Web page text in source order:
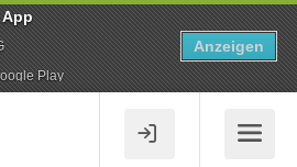
Play
Anzeigen